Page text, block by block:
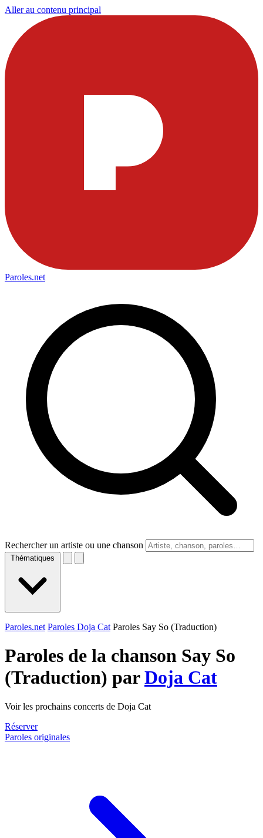
Aller au contenu principal
Paroles.net
Rechercher un artiste ou une chanson
Thématiques
Paroles.net Paroles Doja Cat Paroles Say So (Traduction)
Paroles de la chanson Say So
(Traduction) parDoja Cat
Voir les prochains concerts de Doja Cat
Réserver
Paroles originales